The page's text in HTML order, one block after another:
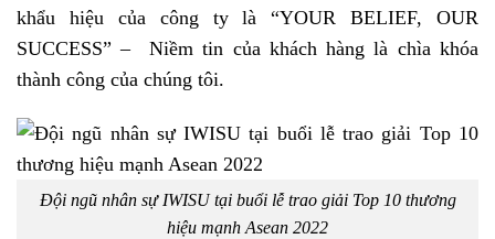
khẩu hiệu của công ty là “YOUR BELIEF, OUR
SUCCESS” – Niềm tin của khách hàng là chìa khóa
thành công của chúng tôi.
Đội ngũ nhân sự IWISU tại buổi lễ trao giải Top 10 thương
hiệu mạnh Asean 2022